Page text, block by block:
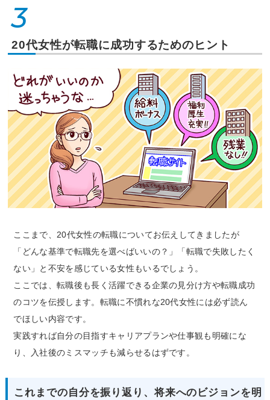
3
20代女性が転職に成功するためのヒント
ここまで、20代女性の転職についてお伝えしてきましたが
「どんな基準で転職先を選べばいいの？」「転職で失敗したく
ない」と不安を感じている女性もいるでしょう。
ここでは、転職後も長く活躍できる企業の見分け方や転職成功
のコツを伝授します。転職に不慣れな20代女性には必ず読ん
でほしい内容です。
実践すれば自分の目指すキャリアプランや仕事観も明確にな
り、入社後のミスマッチも減らせるはずです。
これまでの自分を振り返り、将来へのビジョンを明